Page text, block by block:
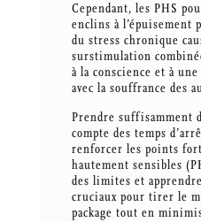
Cependant, les PHS
enclins à l’épuisement
du stress chronique
surstimulation
à la conscience et à
avec la souffrance des
Prendre suffisamment
compte des temps
renforcer les points
hautement sensibles
des limites et
cruciaux pour tirer le
package tout en